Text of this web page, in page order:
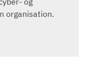
organisation.